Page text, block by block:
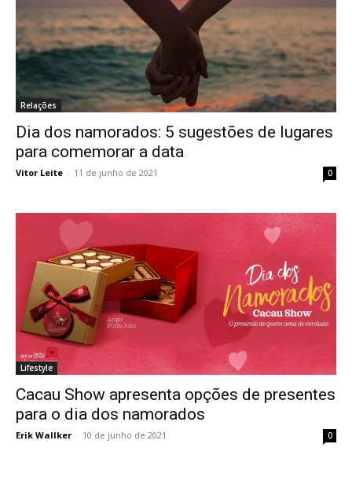
Relações
Dia dos namorados: 5 sugestões de lugares
para comemorar a data
Vitor Leite - 11 de junho de 2021 0
Lifestyle
Cacau Show apresenta opções de presentes
para o dia dos namorados
Erik Wallker - 10 de junho de 2021 0